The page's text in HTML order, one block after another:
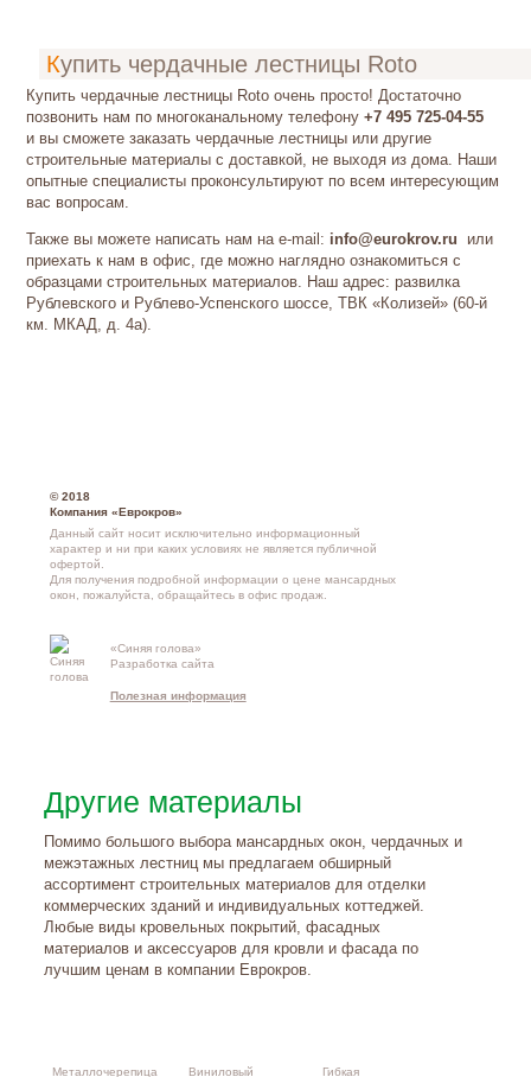
Купить чердачные лестницы Roto
Купить чердачные лестницы Roto очень просто! Достаточно
позвонить нам по многоканальному телефону +7 495 725-04-55
и вы сможете заказать чердачные лестницы или другие
строительные материалы с доставкой, не выходя из дома. Наши
опытные специалисты проконсультируют по всем интересующим
вас вопросам.
Также вы можете написать нам на е-mail: info@eurokrov.ru
или
приехать к нам в офис, где можно наглядно ознакомиться с
образцами строительных материалов. Наш адрес: развилка
Рублевского и Рублево-Успенского шоссе, ТВК «Колизей» (60-й
км. МКАД, д. 4а).
© 2018
Компания «Еврокров»
Данный сайт носит исключительно информационный
характер и ни при каких условиях не является публичной
офертой.
Для получения подробной информации оцене мансардных
окон, пожалуйста, обращайтесь в офис продаж.
«Синяя голова»
Разработка сайта
Полезная информация
Другие материалы
Помимо большого выбора мансардных окон, чердачных и
межэтажных лестниц мы предлагаем обширный
ассортимент строительных материалов для отделки
коммерческих зданий и индивидуальных коттеджей.
Любые виды кровельных покрытий, фасадных
материалов и аксессуаров для кровли и фасада по
лучшим ценам в компании Еврокров.
Металлочерепица Виниловый Гибкая